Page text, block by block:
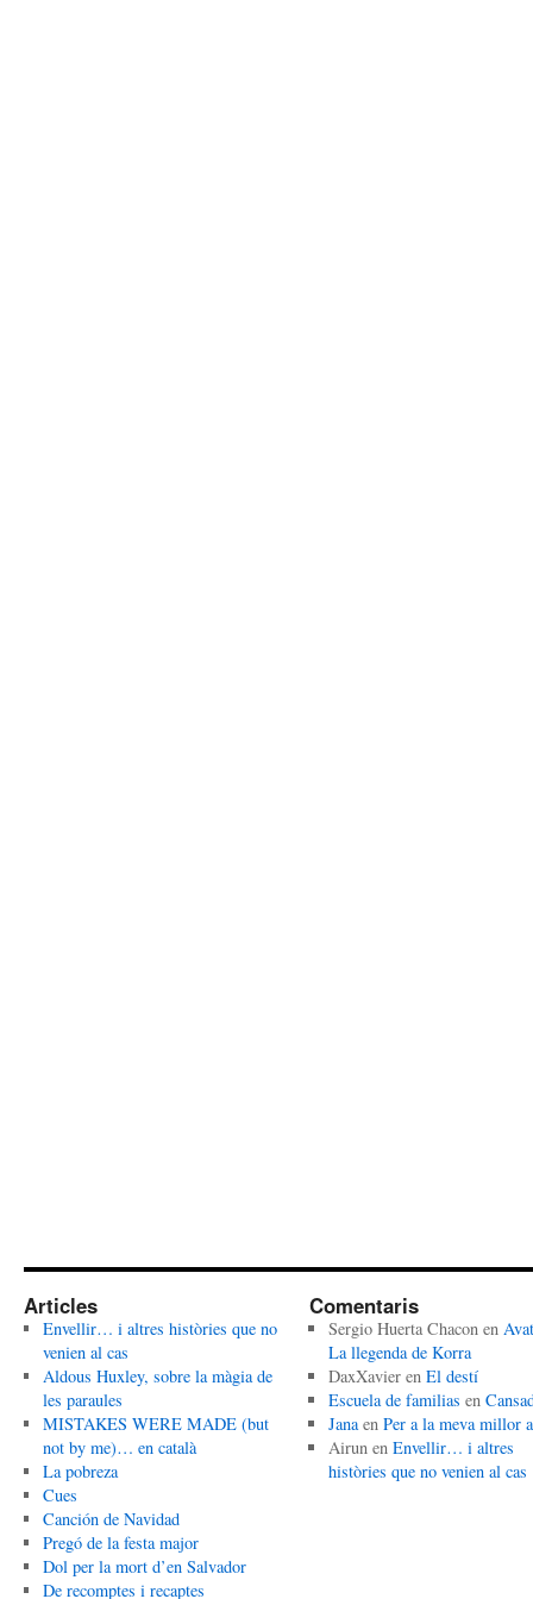
Articles
Envellir… i altres històries que no
venien al cas
Aldous Huxley, sobre la màgia de
les paraules
MISTAKES WERE MADE (but
not by me)… en català
La pobreza
Cues
Canción de Navidad
Pregó de la festa major
Dol per la mort d’en Salvador
De recomptes i recaptes
Comentaris
Sergio Huerta Chaconen
La llegenda de Korra
DaxXavieren El destí
Escuela de familias en
Janaen Per a la meva millor
Airunen Envellir… i altres
històries que no venien al cas